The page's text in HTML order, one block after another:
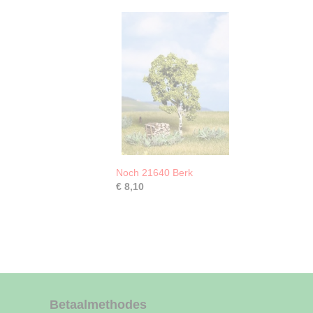
Noch 21640 Berk
€ 8,10
Betaalmethodes